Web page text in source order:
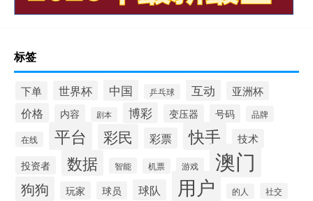
标签
下单 世界杯 中国 乒乓球 互动 亚洲杯
价格 内容 剧本 博彩 变压器 号码 品牌
在线 平台 彩民 彩票 快手 技术
投资者 数据 智能 机票 游戏 澳门
狗狗 玩家 球员 球队 用户 的人 社交